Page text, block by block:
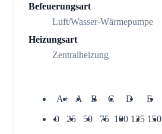
Befeuerungsart
Luft/Wasser-Wärmepumpe
Heizungsart
Zentralheizung
A+ A B C D E
0
25 50 75 100 125 150